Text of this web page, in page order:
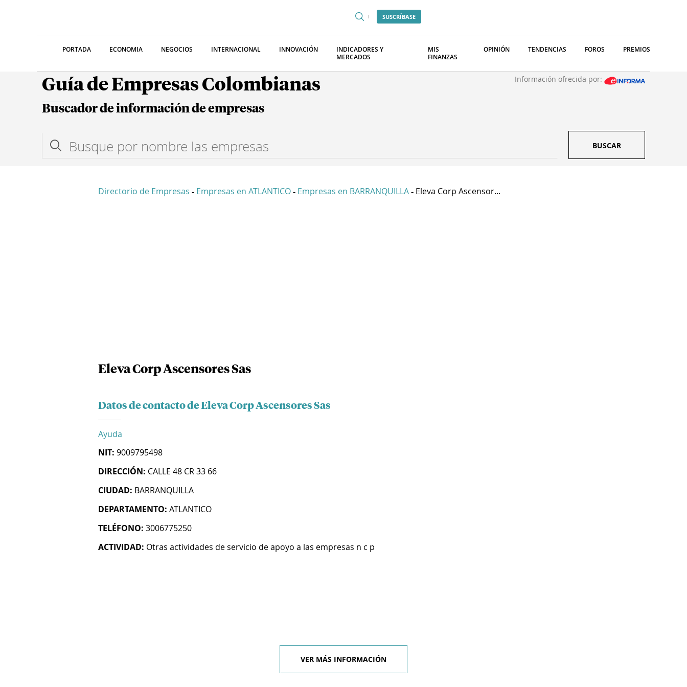
SUSCRÍBASE
PORTADA ECONOMIA NEGOCIOS INTERNACIONAL INNOVACIÓN
INDICADORES Y
MERCADOS
MIS
FINANZAS
OPINIÓN TENDENCIAS FOROS PREMIOS
Guía de Empresas Colombianas Información ofrecida por:
Buscador de información de empresas
BUSCAR
Directorio de Empresas - Empresas en ATLANTICO - Empresas en BARRANQUILLA - Eleva Corp Ascensor...
Eleva Corp Ascensores Sas
Datos de contacto de Eleva Corp Ascensores Sas
Ayuda
NIT: 9009795498
DIRECCIÓN: CALLE 48 CR 33 66
CIUDAD: BARRANQUILLA
DEPARTAMENTO: ATLANTICO
TELÉFONO: 3006775250
ACTIVIDAD: Otras actividades de servicio de apoyo a las empresas n c p
VER MÁS INFORMACIÓN